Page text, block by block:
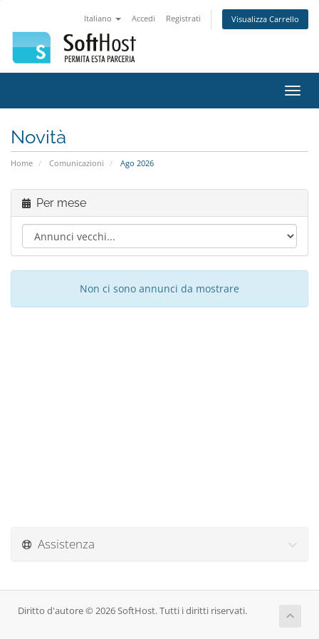
Italiano Accedi Registrati Visualizza Carrello
Attiva
Novità
Home Comunicazioni Ago 2026
Per mese
Non ci sono annunci da mostrare
Assistenza
Diritto d'autore © 2026 SoftHost. Tutti i diritti riservati.